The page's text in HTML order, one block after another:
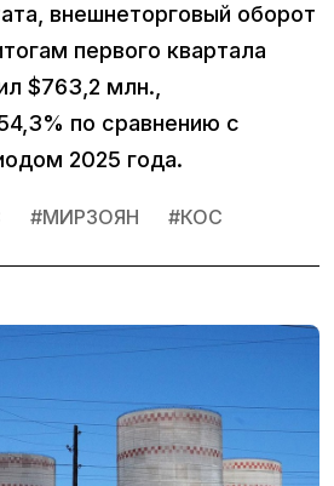
внешнеторговый оборот
первого квартала
$763,2 млн.,
по сравнению с
2025 года.
#МИРЗОЯН #КОС